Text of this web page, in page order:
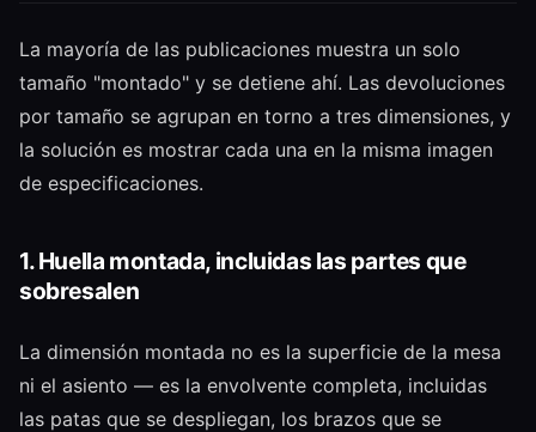
La mayoría de las publicaciones muestra un solo
tamaño "montado" y se detiene ahí. Las devoluciones
por tamaño se agrupan en torno a tres dimensiones, y
la solución es mostrar cada una en la misma imagen
de especificaciones.
1. Huella montada, incluidas las partes que
sobresalen
La dimensión montada no es la superficie de la mesa
ni el asiento — es la envolvente completa, incluidas
las patas que se despliegan, los brazos que se